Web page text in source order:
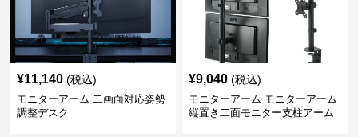
¥11,140 (税込)
モニターアーム 二画面対応姿勢
調整デスク
¥9,040 (税込)
モニターアーム モニターアーム
縦置き二面モニター支柱アーム